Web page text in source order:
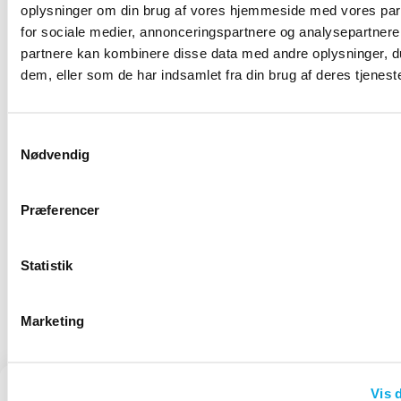
oplysninger om din brug af vores hjemmeside med vores
for sociale medier, annonceringspartnere og
partnere kan kombinere disse data med andre oplysninger,
dem, eller som de har indsamlet fra din brug af deres
Nødvendig
Præferencer
Statistik
Marketing
Vis
For at sikre optimal ydeevne og korrekt